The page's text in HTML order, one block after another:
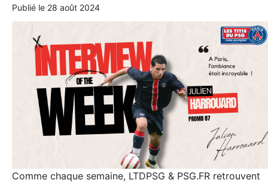
Publié le 28 août 2024
Comme chaque semaine, LTDPSG & PSG.FR retrouvent